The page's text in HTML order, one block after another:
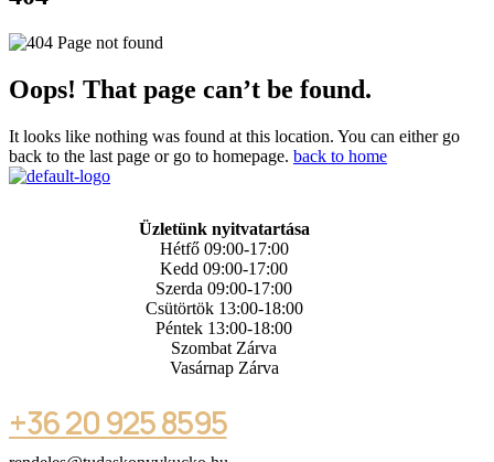
Oops! That page can’t be found.
It looks like nothing was found at this location. You can either go
back to the last page or go to homepage. back to home
Üzletünk nyitvatartása
Hétfő 09:00-17:00
Kedd 09:00-17:00
Szerda 09:00-17:00
Csütörtök 13:00-18:00
Péntek 13:00-18:00
Szombat Zárva
Vasárnap Zárva
+36 20 925 8595